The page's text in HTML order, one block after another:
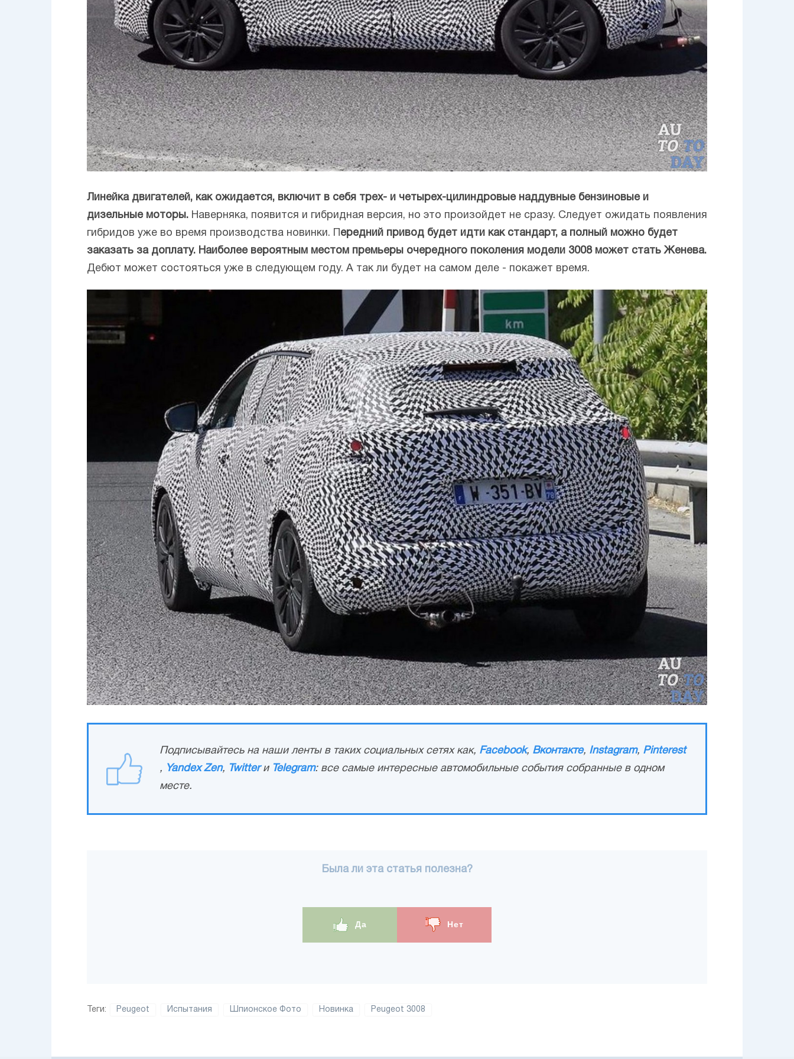
Линейка двигателей, как ожидается, включит в себя трех- и четырех-цилиндровые наддувные бензиновые и
дизельные моторы. Наверняка, появится и гибридная версия, но это произойдет не сразу. Следует ожидать появления
гибридов уже во время производства новинки. П ередний привод будет идти как стандарт, а полный можно будет
заказать за доплату. Наиболее вероятным местом премьеры очередного поколения модели 3008 может стать Женева.
Дебют может состояться уже в следующем году. А так ли будет на самом деле - покажет время.
Подписывайтесь на наши ленты в таких социальных сетях как, Facebook, Вконтакте, Instagram, Pinterest
, Yandex Zen, Twitterи Telegram: все самые интересные автомобильные события собранные в одном
месте.
Была ли эта статья полезна?
Да Нет
Теги: Peugeot Испытания Шпионское Фото Новинка Peugeot 3008